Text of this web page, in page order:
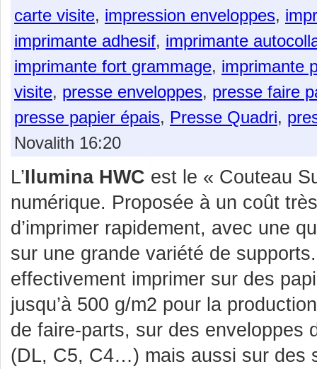
carte visite, impression enveloppes,
imprimante adhesif, imprimante
imprimante fort grammage, imprimante
visite, presse enveloppes, presse faire
presse papier épais, Presse Quadri,
Novalith 16:20
L’Ilumina HWC est le « Couteau
numérique. Proposée à un coût
d’imprimer rapidement, avec une
sur une grande variété de
effectivement imprimer sur des
jusqu’à 500 g/m2 pour la
de faire-parts, sur des enveloppes
(DL, C5, C4…) mais aussi sur des